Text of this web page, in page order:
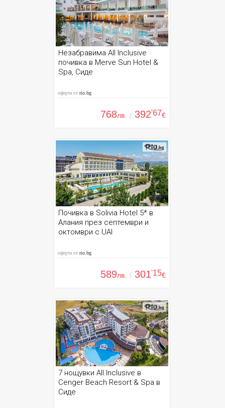
Незабравима All Inclusive
почивка в Merve Sun Hotel &
Spa, Сиде
оферта отrio.bg
768лв. / 392'67€
Почивка в Solivia Hotel 5* в
Алания през септември и
октомври с UAI
оферта отrio.bg
589лв. / 301'15€
7 нощувки All Inclusive в
Cenger Beach Resort & Spa в
Сиде